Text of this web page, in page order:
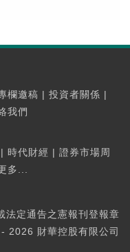
欄邀稿 | 投資者關係 |
我們
| 時代財經 | 證券市場周
多...
法定通告之憲報刊登報章
財華控股有限公司